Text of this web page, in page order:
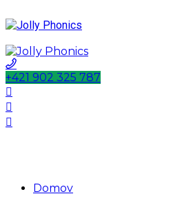
+421 902 325 787
Domov